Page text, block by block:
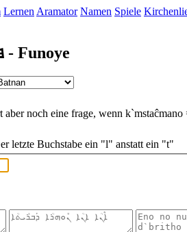
Lernen Aramator Namen Spiele
- Funoye
noch eine frage, wenn
letzte Buchstabe ein "l" anstatt ein "t"